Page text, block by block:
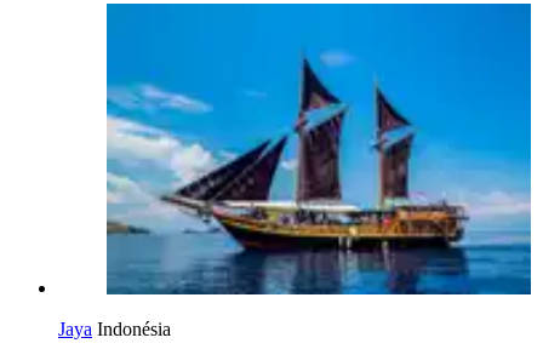
Jaya Indonésia